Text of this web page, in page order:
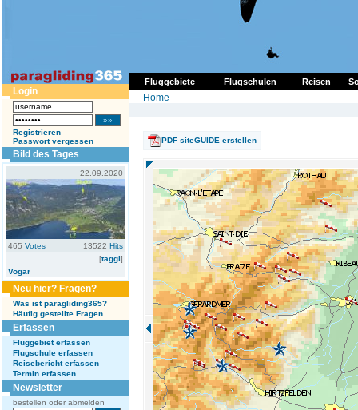
Fluggebiete Flugschulen Reisen
Login
Registrieren
Passwort vergessen
Bild des Tages
22.09.2020
465 Votes 13522 Hits
[taggi]
Vogar
Neu hier? Fragen?
Was ist paragliding365?
Häufig gestellte Fragen
Erfassen
Fluggebiet erfassen
Flugschule erfassen
Reisebericht erfassen
Termin erfassen
Newsletter
bestellen oder abmelden
Home
PDF siteGUIDE erstellen